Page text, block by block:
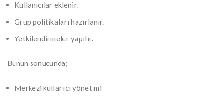
Kullanıcılar eklenir.
Grup politikaları hazırlanır.
Yetkilendirmeler yapılır.
Bunun sonucunda;
Merkezi kullanıcı yönetimi